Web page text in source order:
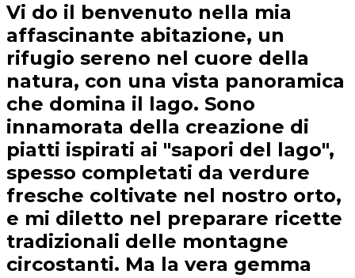
Vi do il benvenuto nella mia
affascinante abitazione, un
rifugio sereno nel cuore della
natura, con una vista panoramica
che domina il lago. Sono
innamorata della creazione di
piatti ispirati ai "sapori del lago",
spesso completati da verdure
fresche coltivate nel nostro orto,
e mi diletto nel preparare ricette
tradizionali delle montagne
circostanti. Ma la vera gemma